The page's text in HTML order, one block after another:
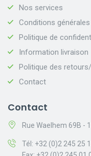
Nos services
Conditions
Politique de
Information livraison
Politique des
Contact
Contact
Rue Waelhem 69B -
Tél: +32 (0)2 245 25